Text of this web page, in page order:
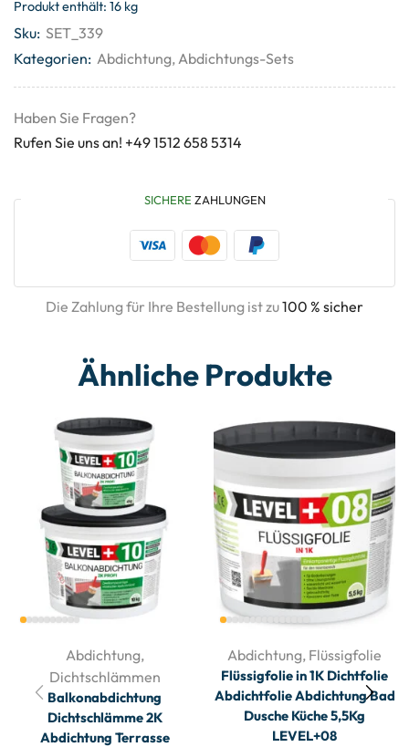
Produkt enthält: 16 kg
Sku: SET_339
Kategorien: Abdichtung,Abdichtungs-Sets
Haben Sie Fragen?
Rufen Sie uns an! +49 1512 658 5314
SICHERE ZAHLUNGEN
Die Zahlung für Ihre Bestellung ist zu100 % sicher
Ähnliche Produkte
Abdichtung,
Dichtschlämmen
Balkonabdichtung
Dichtschlämme 2K
Abdichtung Terrasse
Abdichtung, Flüssigfolie
Flüssigfolie in 1K Dichtfolie
Abdichtfolie Abdichtung Bad
Dusche Küche 5,5Kg
LEVEL+08